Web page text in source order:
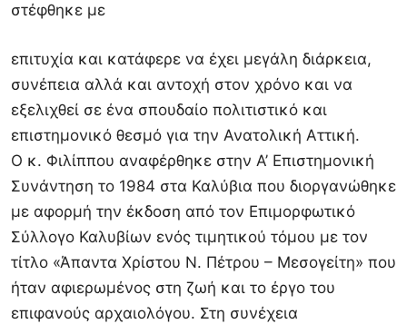
στέφθηκε με
επιτυχία και κατάφερε να έχει μεγάλη διάρκεια,
συνέπεια αλλά και αντοχή στον χρόνο και να
εξελιχθεί σε ένα σπουδαίο πολιτιστικό και
επιστημονικό θεσμό για την Ανατολική Αττική.
Ο κ. Φιλίππου αναφέρθηκε στην Α’ Επιστημονική
Συνάντηση το 1984 στα Καλύβια που διοργανώθηκε
με αφορμή την έκδοση από τον Επιμορφωτικό
Σύλλογο Καλυβίων ενός τιμητικού τόμου με τον
τίτλο «Άπαντα Χρίστου Ν. Πέτρου – Μεσογείτη» που
ήταν αφιερωμένος στη ζωή και το έργο του
επιφανούς αρχαιολόγου. Στη συνέχεια